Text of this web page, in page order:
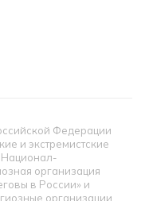
Федерации
и экстремистские
Национал-
организация
в России» и
организации,